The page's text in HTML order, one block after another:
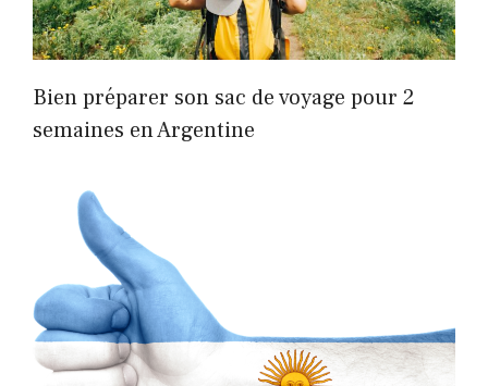
Bien préparer son sac de voyage pour 2
semaines en Argentine